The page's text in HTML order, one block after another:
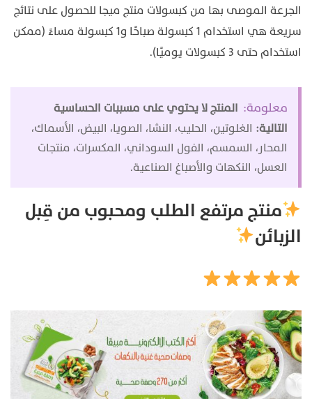
الجرعة الموصى بها من كبسولات منتج ميجا للحصول على نتائج
سريعة هي استخدام 1 كبسولة صباحًا و1 كبسولة مساءً (ممكن
استخدام حتى 3 كبسولات يوميًا).
معلومة: المنتج لا يحتوي على مسببات الحساسية
التالية: الغلوتين، الحليب، النشا، الصويا، البيض، الأسماك،
المحار، السمسم، الفول السوداني، المكسرات، منتجات
العسل، النكهات والأصباغ الصناعية.
منتج مرتفع الطلب ومحبوب من قِبل
الزبائن